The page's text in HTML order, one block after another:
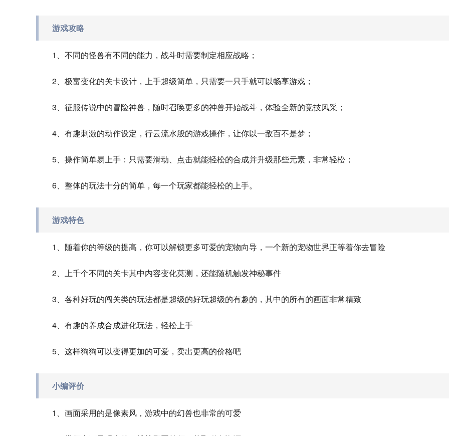
游戏攻略
1、不同的怪兽有不同的能力，战斗时需要制定相应战略；
2、极富变化的关卡设计，上手超级简单，只需要一只手就可以畅享游戏；
3、征服传说中的冒险神兽，随时召唤更多的神兽开始战斗，体验全新的竞技风采；
4、有趣刺激的动作设定，行云流水般的游戏操作，让你以一敌百不是梦；
5、操作简单易上手：只需要滑动、点击就能轻松的合成并升级那些元素，非常轻松；
6、整体的玩法十分的简单，每一个玩家都能轻松的上手。
游戏特色
1、随着你的等级的提高，你可以解锁更多可爱的宠物向导，一个新的宠物世界正等着你去冒险
2、上千个不同的关卡其中内容变化莫测，还能随机触发神秘事件
3、各种好玩的闯关类的玩法都是超级的好玩超级的有趣的，其中的所有的画面非常精致
4、有趣的养成合成进化玩法，轻松上手
5、这样狗狗可以变得更加的可爱，卖出更高的价格吧
小编评价
1、画面采用的是像素风，游戏中的幻兽也非常的可爱